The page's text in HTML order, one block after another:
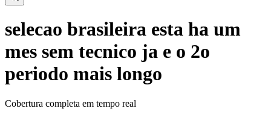
selecao brasileira esta ha um
mes sem tecnico ja e o 2o
periodo mais longo
Cobertura completa em tempo real